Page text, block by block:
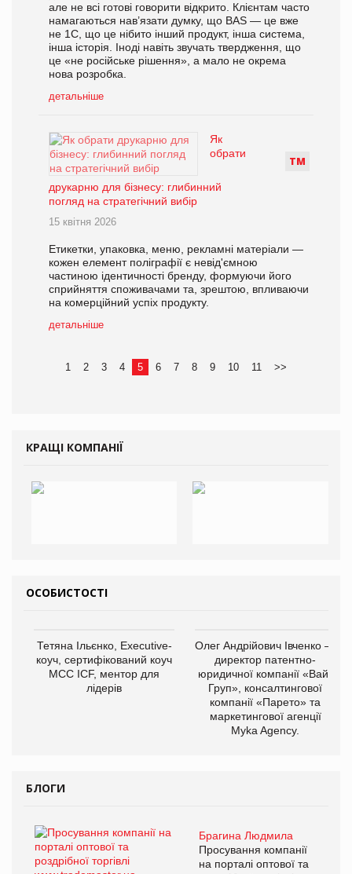
але не всі готові говорити відкрито. Клієнтам часто
намагаються нав’язати думку, що BAS — це вже
не 1С, що це нібито інший продукт, інша система,
інша історія. Іноді навіть звучать твердження, що
це «не російське рішення», а мало не окрема
нова розробка.
детальніше
ТМ
Як
обрати
друкарню для бізнесу: глибинний
погляд на стратегічний вибір
15 квітня 2026
Етикетки, упаковка, меню, рекламні матеріали —
кожен елемент поліграфії є невід'ємною
частиною ідентичності бренду, формуючи його
сприйняття споживачами та, зрештою, впливаючи
на комерційний успіх продукту.
детальніше
1 2 3 4 5 6 7 8 9 10 11 >>
КРАЩІ КОМПАНІЇ
ОСОБИСТОСТІ
Тетяна Ільєнко, Executive-
коуч, сертифікований коуч
МСС ICF, ментор для
лідерів
Олег Андрійович Івченко —
директор патентно-
юридичної компанії «Вайз
Груп», консалтингової
компанії «Парето» та
маркетингової агенції
Myka Agency.
БЛОГИ
Брагина Людмила
Просування компанії
на порталі оптової та